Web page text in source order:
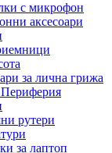
с микрофон
аксесоари
за лична грижа
рутери
за лаптоп